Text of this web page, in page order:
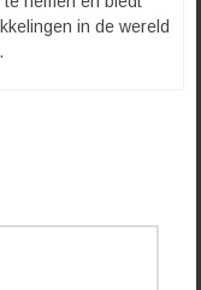
in de wereld